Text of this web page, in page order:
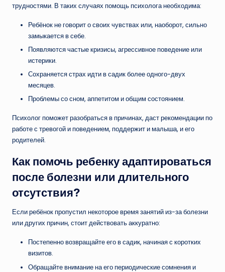
трудностями. В таких случаях помощь психолога необходима:
Ребёнок не говорит о своих чувствах или, наоборот, сильно
замыкается в себе.
Появляются частые кризисы, агрессивное поведение или
истерики.
Сохраняется страх идти в садик более одного-двух
месяцев.
Проблемы со сном, аппетитом и общим состоянием.
Психолог поможет разобраться в причинах, даст рекомендации по
работе с тревогой и поведением, поддержит и малыша, и его
родителей.
Как помочь ребенку адаптироваться
после болезни или длительного
отсутствия?
Если ребёнок пропустил некоторое время занятий из-за болезни
или других причин, стоит действовать аккуратно:
Постепенно возвращайте его в садик, начиная с коротких
визитов.
Обращайте внимание на его периодические сомнения и